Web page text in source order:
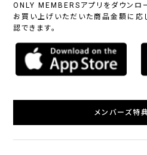
ONLY MEMBERSアプリをダウンロー
お買い上げいただいた商品金額に応
認できます。
メンバーズ特